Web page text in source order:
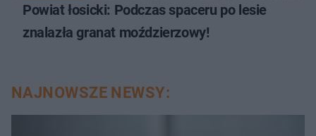
Powiat łosicki: Podczas spaceru po lesie
znalazła granat moździerzowy!
NAJNOWSZE NEWSY: